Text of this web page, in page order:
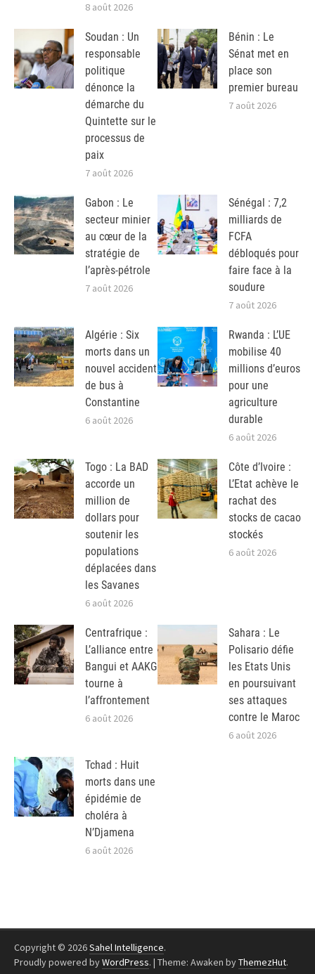
8 août 2026
Soudan : Un
responsable
politique
dénonce la
démarche du
Quintette sur le
processus de
paix
7 août 2026
Bénin : Le
Sénat met en
place son
premier bureau
7 août 2026
Gabon : Le
secteur minier
au cœur de la
stratégie de
l’après-pétrole
7 août 2026
Sénégal : 7,2
milliards de
FCFA
débloqués pour
faire face à la
soudure
7 août 2026
Algérie : Six
morts dans un
nouvel accident
de bus à
Constantine
6 août 2026
Rwanda : L’UE
mobilise 40
millions d’euros
pour une
agriculture
durable
6 août 2026
Togo : La BAD
accorde un
million de
dollars pour
soutenir les
populations
déplacées dans
les Savanes
6 août 2026
Côte d’Ivoire :
L’Etat achève le
rachat des
stocks de cacao
stockés
6 août 2026
Centrafrique :
L’alliance entre
Bangui et AAKG
tourne à
l’affrontement
6 août 2026
Sahara : Le
Polisario défie
les Etats Unis
en poursuivant
ses attaques
contre le Maroc
6 août 2026
Tchad : Huit
morts dans une
épidémie de
choléra à
N’Djamena
6 août 2026
Copyright © 2026Sahel Intelligence.
Proudly powered byWordPress. | Theme: Awaken byThemezHut.